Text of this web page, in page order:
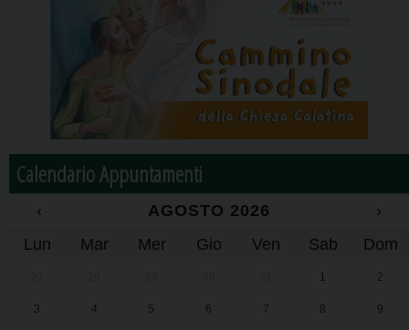
Calendario Appuntamenti
‹ AGOSTO 2026
›
Lun
Mar Mer Gio Ven Sab Dom
1 2
3 4 5 6 7 8 9